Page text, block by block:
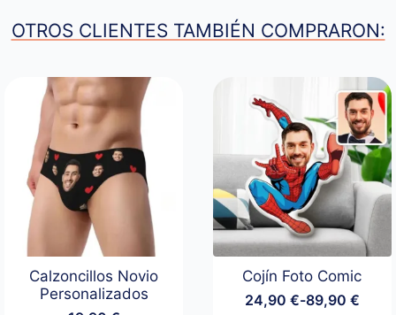
OTROS CLIENTES TAMBIÉN COMPRARON:
Calzoncillos Novio
Personalizados
Cojín Foto Comic
24,90 €-89,90 €
Rango